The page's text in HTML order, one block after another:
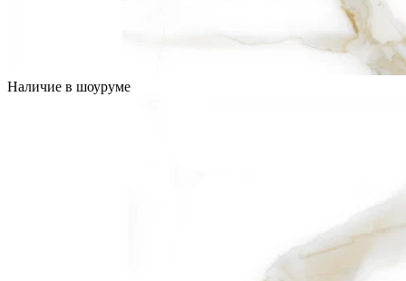
Наличие в шоуруме